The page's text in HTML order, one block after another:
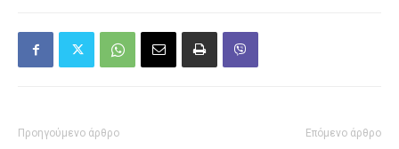
Προηγούμενο άρθρο Επόμενο άρθρο